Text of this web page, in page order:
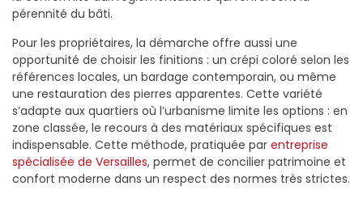
pérennité du bâti.
Pour les propriétaires, la démarche offre aussi une
opportunité de choisir les finitions : un crépi coloré selon les
références locales, un bardage contemporain, ou même
une restauration des pierres apparentes. Cette variété
s’adapte aux quartiers où l’urbanisme limite les options : en
zone classée, le recours à des matériaux spécifiques est
indispensable. Cette méthode, pratiquée par entreprise
spécialisée de Versailles, permet de concilier patrimoine et
confort moderne dans un respect des normes très strictes.